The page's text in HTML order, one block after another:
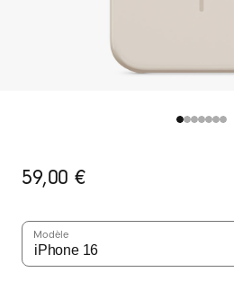
Prix
initial
59,00 €
Modèle